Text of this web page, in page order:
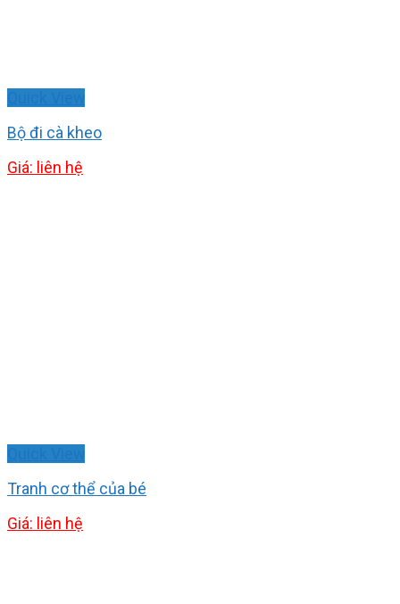
Bộ đi cà kheo
Giá: liên hệ
Tranh cơ thể của bé
Giá: liên hệ